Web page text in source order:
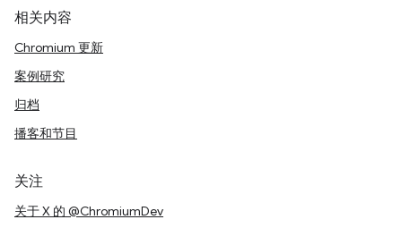
相关内容
Chromium 更新
案例研究
归档
播客和节目
关注
关于 X 的 @ChromiumDev